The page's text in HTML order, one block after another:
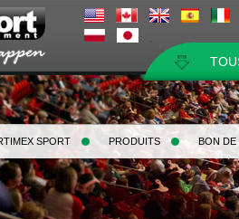
SPORT PRODUITS BON DE